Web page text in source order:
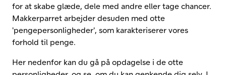
for at skabe glæde, dele med andre eller tage chancer.
Makkerparret arbejder desuden med otte
'pengepersonligheder', som karakteriserer vores
forhold til penge.
Her nedenfor kan du gå på opdagelse i de otte